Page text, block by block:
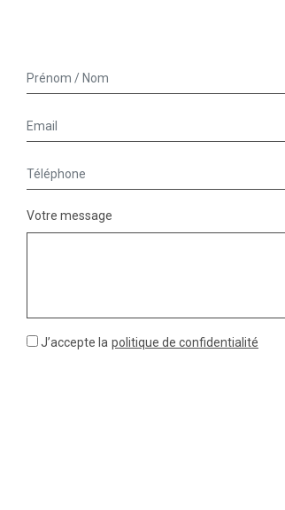
Votre message
J’accepte la politique de confidentialité